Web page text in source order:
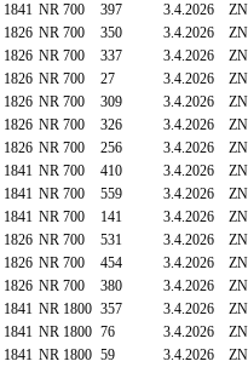
1841 NR 700 397 3.4.2026
ZN
1826 NR 700 350 3.4.2026
ZN
1826 NR 700 337 3.4.2026
ZN
1826 NR 700 27 3.4.2026
ZN
1826 NR 700 309 3.4.2026
ZN
1826 NR 700 326 3.4.2026
ZN
1826 NR 700 256 3.4.2026
ZN
1841 NR 700 410 3.4.2026
ZN
1841 NR 700 559 3.4.2026
ZN
1841 NR 700 141 3.4.2026
ZN
1826 NR 700 531 3.4.2026
ZN
1826 NR 700 454 3.4.2026
ZN
1826 NR 700 380 3.4.2026
ZN
1841 NR 1800 357 3.4.2026
ZN
1841 NR 1800 76 3.4.2026
ZN
1841 NR 1800 59 3.4.2026
ZN